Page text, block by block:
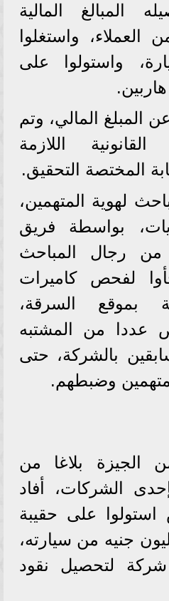
المبالغ المالية
العملاء، واستغلوا
واستولوا على
المبلغ المالي، وتم
اللازمة
المختصة التحقيق.
لهوية المتهمين،
بواسطة فريق
رجال المباحث
لفحص كاميرات
بموقع السرقة،
عددا من المشتبه
بالشركة، حتى
وضبطهم.
الجيزة بلاغا من
الشركات، أفاد
استولوا على حقيبة
جنيه من سيارته،
شركة لتحصيل نقود